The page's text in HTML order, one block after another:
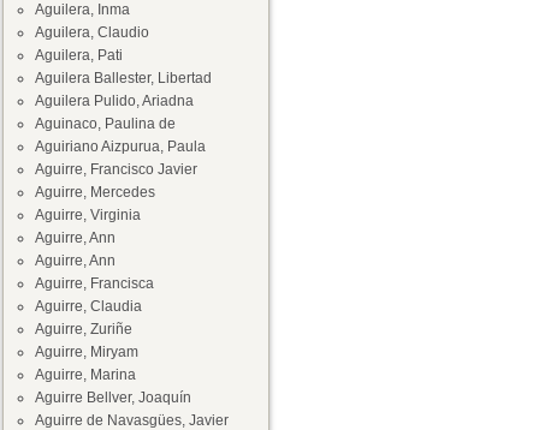
Aguilera, Inma
Aguilera, Claudio
Aguilera, Pati
Aguilera Ballester, Libertad
Aguilera Pulido, Ariadna
Aguinaco, Paulina de
Aguiriano Aizpurua, Paula
Aguirre, Francisco Javier
Aguirre, Mercedes
Aguirre, Virginia
Aguirre, Ann
Aguirre, Ann
Aguirre, Francisca
Aguirre, Claudia
Aguirre, Zuriñe
Aguirre, Miryam
Aguirre, Marina
Aguirre Bellver, Joaquín
Aguirre de Navasgües, Javier